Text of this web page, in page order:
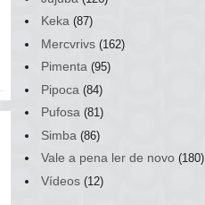
Keka (87)
Mercvrivs (162)
Pimenta (95)
Pipoca (84)
Pufosa (81)
Simba (86)
Vale a pena ler de novo (180)
Vídeos (12)